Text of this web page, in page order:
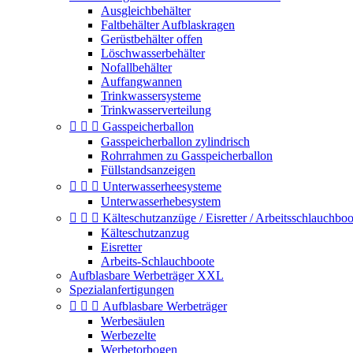
Ausgleichbehälter
Faltbehälter Aufblaskragen
Gerüstbehälter offen
Löschwasserbehälter
Nofallbehälter
Auffangwannen
Trinkwassersysteme
Trinkwasserverteilung
   Gasspeicherballon
Gasspeicherballon zylindrisch
Rohrrahmen zu Gasspeicherballon
Füllstandsanzeigen
   Unterwasserheesysteme
Unterwasserhebesystem
   Kälteschutzanzüge / Eisretter /
Kälteschutzanzug
Eisretter
Arbeits-Schlauchboote
Aufblasbare Werbeträger XXL
Spezialanfertigungen
   Aufblasbare Werbeträger
Werbesäulen
Werbezelte
Werbetorbogen